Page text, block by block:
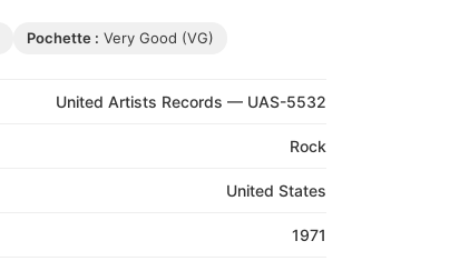
Pochette : Very Good (VG)
United Artists Records — UAS-5532
Rock
United States
1971